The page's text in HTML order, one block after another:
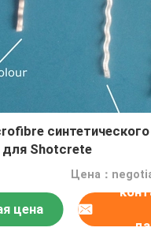
для Shotcrete
Цена：
цена